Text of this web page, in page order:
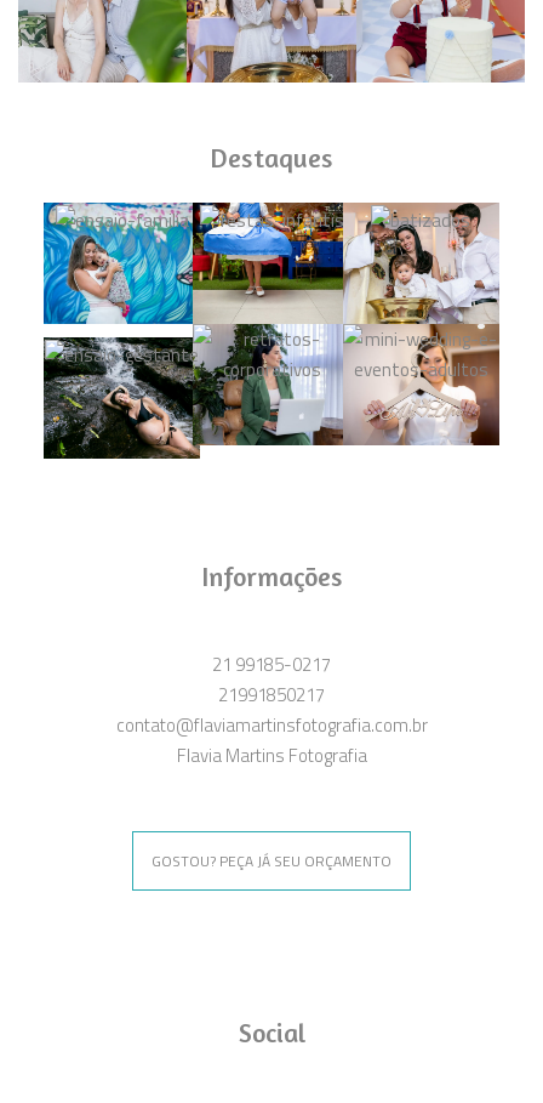
Destaques
Informações
21 99185-0217
21991850217
contato@flaviamartinsfotografia.com.br
Flavia Martins Fotografia
GOSTOU? PEÇA JÁ SEU ORÇAMENTO
Social